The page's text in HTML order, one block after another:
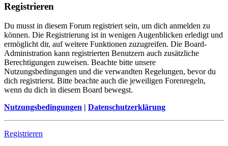
Registrieren
Du musst in diesem Forum registriert sein, um dich anmelden zu
können. Die Registrierung ist in wenigen Augenblicken erledigt und
ermöglicht dir, auf weitere Funktionen zuzugreifen. Die Board-
Administration kann registrierten Benutzern auch zusätzliche
Berechtigungen zuweisen. Beachte bitte unsere
Nutzungsbedingungen und die verwandten Regelungen, bevor du
dich registrierst. Bitte beachte auch die jeweiligen Forenregeln,
wenn du dich in diesem Board bewegst.
Nutzungsbedingungen | Datenschutzerklärung
Registrieren